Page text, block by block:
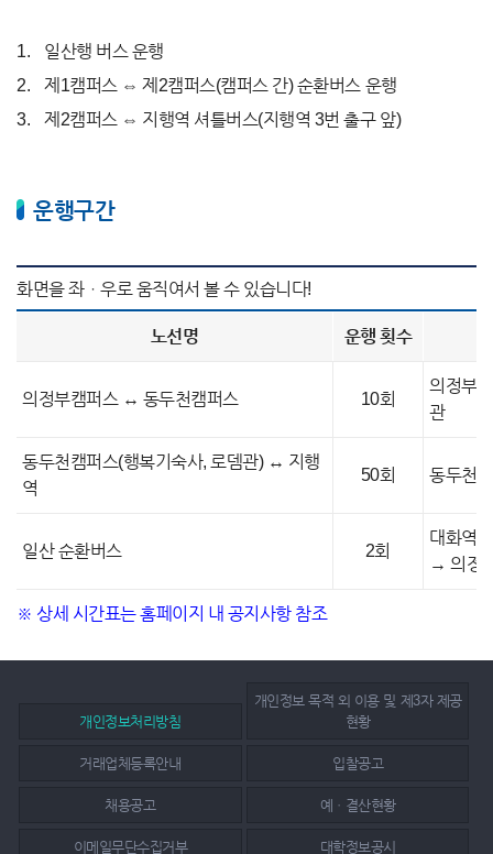
일산행 버스 운행
제1캠퍼스 ⇔ 제2캠퍼스(캠퍼스 간) 순환버스 운행
제2캠퍼스 ⇔ 지행역 셔틀버스(지행역 3번 출구 앞)
운행구간
노선명 운행 횟수
의정부캠퍼스 ↔ 동두천캠퍼스 10회
의정부
관
동두천캠퍼스(행복기숙사, 로뎀관) ↔ 지행
역
50회 동두천
일산 순환버스 2회
대화역
→ 의정
※ 상세 시간표는 홈페이지 내 공지사항 참조
개인정보처리방침
개인정보 목적 외 이용 및 제3자 제공
현황
거래업체등록안내 입찰공고
채용공고 예ㆍ결산현황
이메일무단수집거부 대학정보공시